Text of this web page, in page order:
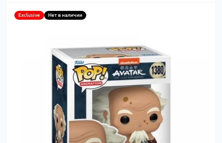
Exclusive Нет в наличии